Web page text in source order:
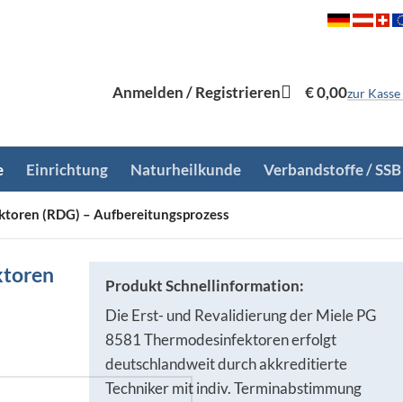
Anmelden / Registrieren €0,00zur Kasse
Einrichtung Naturheilkunde Verbandstoffe / SSB
(RDG) – Aufbereitungsprozess
Produkt Schnellinformation:
Die Erst- und Revalidierung der Miele PG
8581 Thermodesinfektoren erfolgt
deutschlandweit durch akkreditierte
Techniker mit indiv. Terminabstimmung